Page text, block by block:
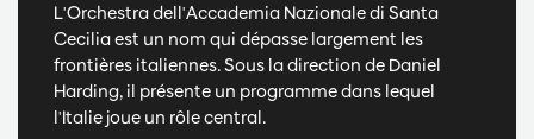
L'Orchestra dell'Accademia Nazionale di Santa
Cecilia est un nom qui dépasse largement les
frontières italiennes. Sous la direction de Daniel
Harding, il présente un programme dans lequel
l'Italie joue un rôle central.